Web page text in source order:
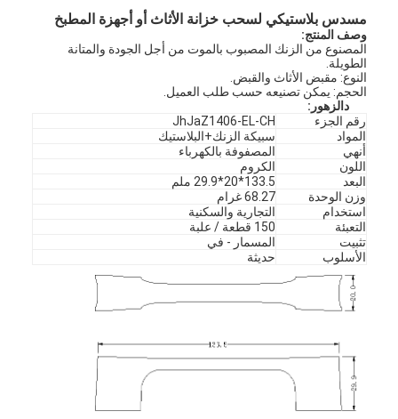
مسدس بلاستيكي لسحب خزانة الأثاث أو أجهزة المطبخ
وصف المنتج:
المصنوع من الزنك المصبوب بالموت من أجل الجودة والمتانة
الطويلة.
النوع: مقبض الأثاث والقبض.
الحجم: يمكن تصنيعه حسب طلب العميل.
د الزهور :
رقم الجزء
JhJaZ1406-EL-CH
المواد
سبيكة الزنك+البلاستيك
أنهي
المصفوفة بالكهرباء
اللون
الكروم
البعد
133.5*20*29.9 ملم
وزن الوحدة
68.27 غرام
استخدام
التجارية والسكنية
التعبئة
150 قطعة / علبة
تثبيت
المسمار - في
الأسلوب
حديثة